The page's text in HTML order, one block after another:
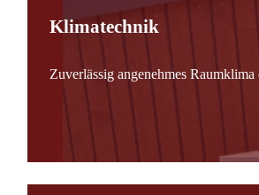
Klimatechnik
Zuverlässig angenehmes